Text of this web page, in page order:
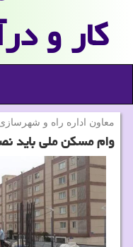
كار و
معاون اداره راه و
وام مسكن ملی